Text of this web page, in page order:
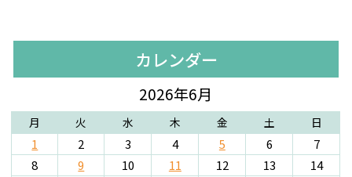
カレンダー
2026年6月
月 火 水 木 金 土 日
1 2 3 4 5 6
7
8
9 10 11 12 13
14